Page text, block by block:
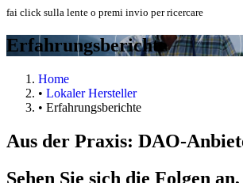
fai click sulla lente o premi invio per ricercare
Erfahrungsberichte
Home
• Lokaler Hersteller
• Erfahrungsberichte
Aus der Praxis: DAO-
Sehen Sie sich die Folgen